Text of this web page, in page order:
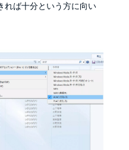
れば十分という方に向い